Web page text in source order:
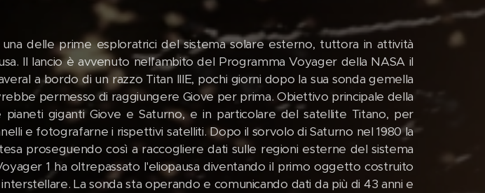
delle prime esploratrici del sistema solare esterno, tuttora in attività
Il lancio è avvenuto nell'ambito del Programma Voyager della NASA il
a bordo di un razzo Titan IIIE, pochi giorni dopo la sua sonda gemella
permesso di raggiungere Giove per prima. Obiettivo principale della
giganti Giove e Saturno, e in particolare del satellite Titano, per
e fotografarne i rispettivi satelliti. Dopo il sorvolo di Saturno nel 1980 la
proseguendo così a raccogliere dati sulle regioni esterne del sistema
1 ha oltrepassato l'eliopausa diventando il primo oggetto costruito
La sonda sta operando e comunicando dati da più di 43 anni e